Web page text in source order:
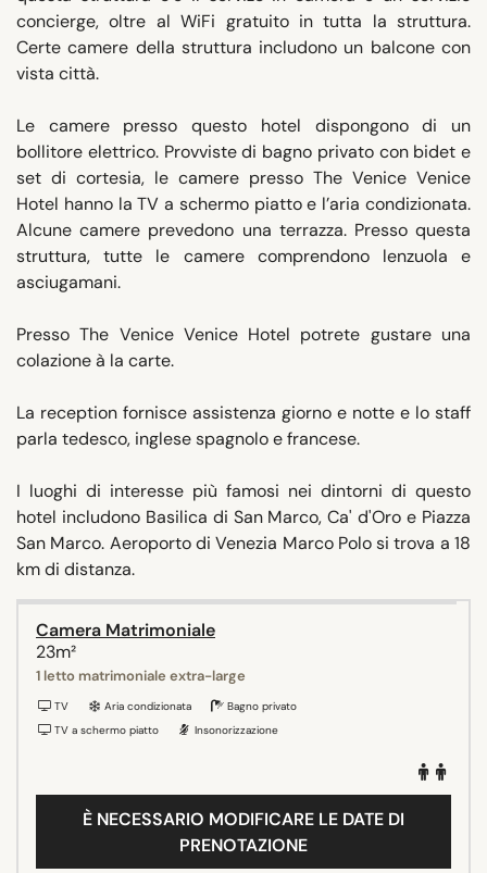
concierge, oltre al WiFi gratuito in tutta la struttura.
Certe camere della struttura includono un balcone con
vista città.
Le camere presso questo hotel dispongono di un
bollitore elettrico. Provviste di bagno privato con bidet e
set di cortesia, le camere presso The Venice Venice
Hotel hanno la TV a schermo piatto e l’aria condizionata.
Alcune camere prevedono una terrazza. Presso questa
struttura, tutte le camere comprendono lenzuola e
asciugamani.
Presso The Venice Venice Hotel potrete gustare una
colazione à la carte.
La reception fornisce assistenza giorno e notte e lo staff
parla tedesco, inglese spagnolo e francese.
I luoghi di interesse più famosi nei dintorni di questo
hotel includono Basilica di San Marco, Ca' d'Oro e Piazza
San Marco. Aeroporto di Venezia Marco Polo si trova a 18
km di distanza.
Camera Matrimoniale
23m²
1 letto matrimoniale extra-large
TV Aria condizionata
Bagno privato
TV a schermo piatto
Insonorizzazione
È NECESSARIO MODIFICARE LE DATE DI
PRENOTAZIONE